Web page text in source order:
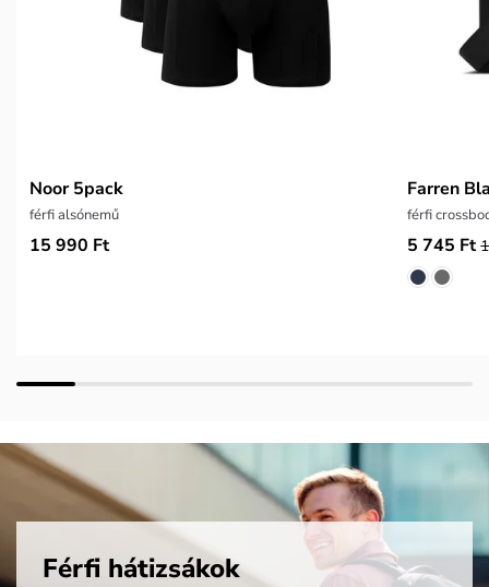
Noor 5pack
férfi alsónemű
15 990 Ft
Farren
férfi
5 745 Ft
Férfi hátizsákok